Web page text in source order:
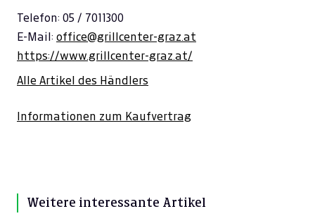
Telefon: 05 / 7011300
E-Mail: office@grillcenter-graz.at
https://www.grillcenter-graz.at/
Alle Artikel des Händlers
Informationen zum Kaufvertrag
Weitere interessante Artikel